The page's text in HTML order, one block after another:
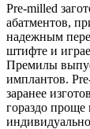
Pre-milled
абатментов,
надежным
штифте и
Премилы
имплантов.
заранее
гораздо проще